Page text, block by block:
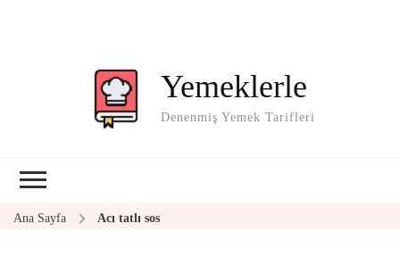
Yemeklerle
Denenmiş Yemek Tarifleri
Ana Sayfa Acı tatlı sos